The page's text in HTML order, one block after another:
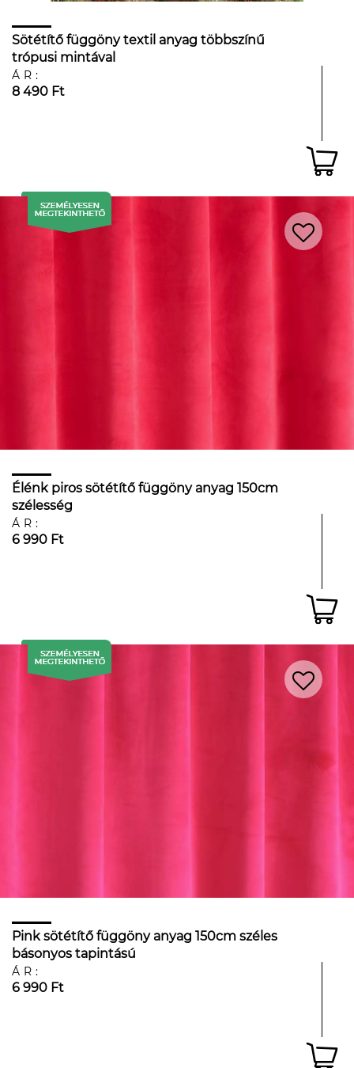
Sötétítő függöny textil anyag többszínű
trópusi mintával
ÁR:
8 490 Ft
Élénk piros sötétítő függöny anyag 150cm
szélesség
ÁR:
6 990 Ft
Pink sötétítő függöny anyag 150cm széles
básonyos tapintású
ÁR:
6 990 Ft